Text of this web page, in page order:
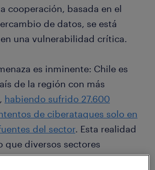
cooperación, basada en el
de datos, se está
una vulnerabilidad crítica.
es inminente: Chile es
de la región con más
habiendo sufrido 27.600
de ciberataques solo en
del sector. Esta realidad
que diversos sectores
experimentado algún tipo